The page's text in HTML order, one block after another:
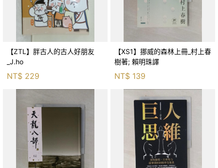
【ZTL】胖古人的古人好朋友
_J.ho
NT$ 229
【XS1】挪威的森林上冊_村上春
樹著; 賴明珠譯
NT$ 139